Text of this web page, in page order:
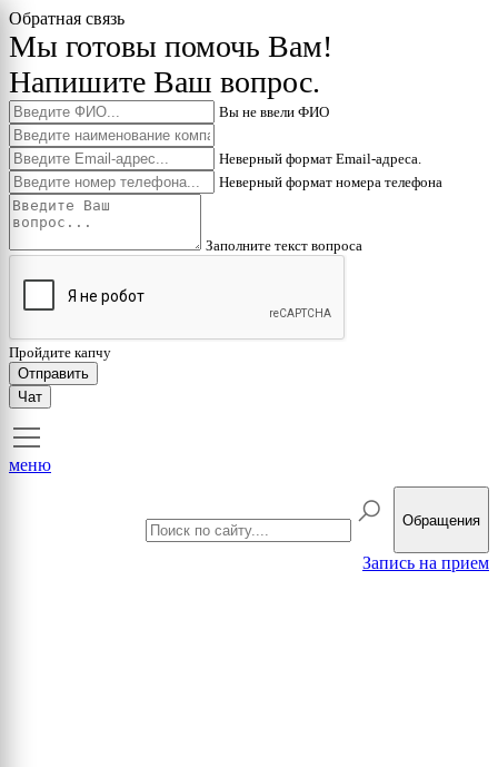
Обратная связь
Мы готовы помочь Вам!
Напишите Ваш вопрос.
Вы не ввели ФИО
Неверный формат Email-адреса.
Неверный формат номера телефона
Заполните текст вопроса
Пройдите капчу
Отправить
Чат
меню
Обращения
Запись на прием